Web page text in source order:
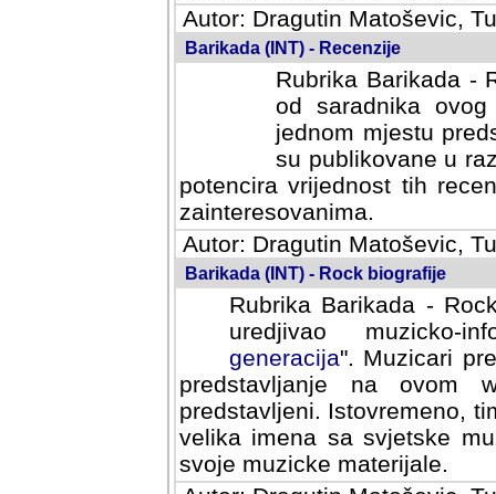
Autor: Dragutin Matoševic,
Barikada (INT) - Recenzije
Rubrika Barikada -
od saradnika
jednom mjestu
su publikovane u
potencira vrijednost tih
zainteresovanima.
Autor: Dragutin Matoševic,
Barikada (INT) - Rock biografije
Rubrika Barikada -
uredjivao muzicko-
Muzicari predstavljeni u
na ovom web portalu
Istovremeno, tim nacinom
sa svjetske muzicke scene
materijale.